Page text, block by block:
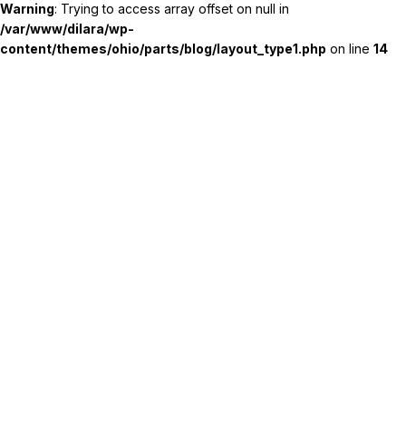
Warning: Trying to access array offset on null in
/var/www/dilara/wp-
content/themes/ohio/parts/blog/layout_type1.php on line 14